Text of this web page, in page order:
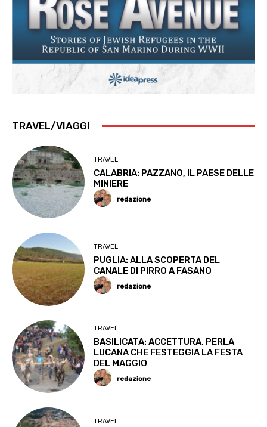
TRAVEL/VIAGGI
TRAVEL
CALABRIA: PAZZANO, IL PAESE DELLE
MINIERE
redazione
TRAVEL
PUGLIA: ALLA SCOPERTA DEL
CANALE DI PIRRO A FASANO
redazione
TRAVEL
BASILICATA: ACCETTURA, PERLA
LUCANA CHE FESTEGGIA LA FESTA
DEL MAGGIO
redazione
TRAVEL